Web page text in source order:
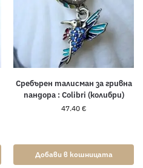
Сребърен талисман за гривна
пандора : Colibri (колибри)
47.40 €
Добави в кошницата